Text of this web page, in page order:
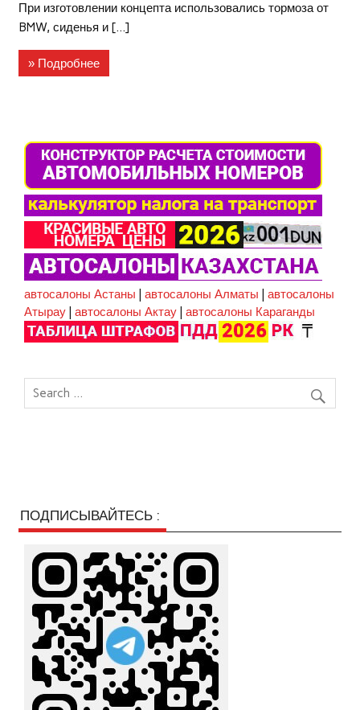
При изготовлении концепта использовались тормоза от
BMW, сиденья и […]
» Подробнее
автосалоны Астаны |автосалоны Алматы |автосалоны
Атырау |автосалоны Актау |автосалоны Караганды
ПОДПИСЫВАЙТЕСЬ :